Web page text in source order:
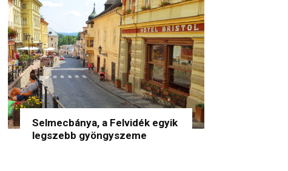
Selmecbánya, a Felvidék egyik
legszebb gyöngyszeme